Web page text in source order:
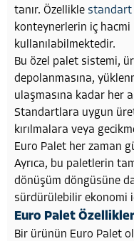
tanır. Özellikle standart
konteynerlerin iç
kullanılabilmektedir.
Bu özel palet sistemi,
depolanmasına,
ulaşmasına kadar her
Standartlara uygun
kırılmalara veya
Euro Palet her zaman
Ayrıca, bu paletlerin
dönüşüm döngüsüne
sürdürülebilir ekonomi
Euro Palet
Bir ürünün Euro Palet